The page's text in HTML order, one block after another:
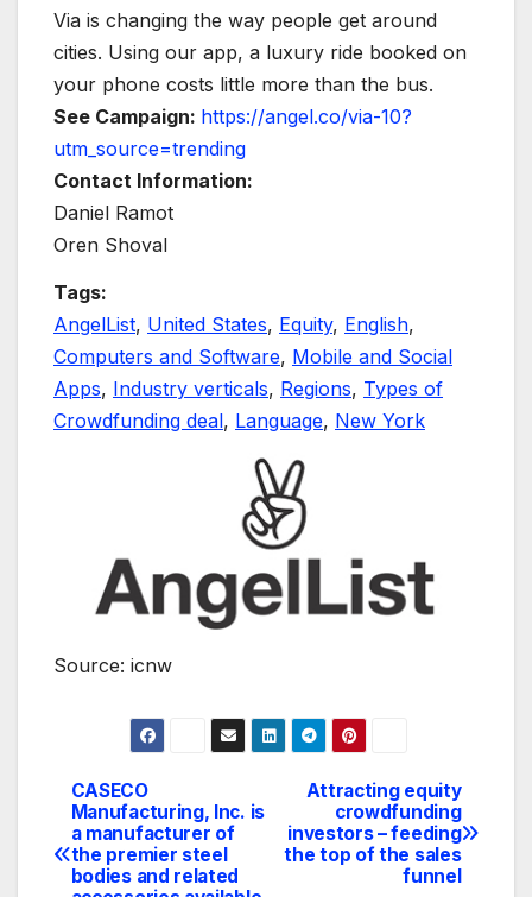
Via is changing the way people get around
cities. Using our app, a luxury ride booked on
your phone costs little more than the bus.
See Campaign: https://angel.co/via-10?
utm_source=trending
Contact Information:
Daniel Ramot
Oren Shoval
Tags:
AngelList, United States, Equity, English,
Computers and Software, Mobile and Social
Apps, Industry verticals, Regions, Types of
Crowdfunding deal, Language, New York
Source: icnw
Navegación
de
Attracting equity
crowdfunding
investors – feeding
the top of the sales
funnel
CASECO
Manufacturing, Inc. is
a manufacturer of
the premier steel
bodies and related